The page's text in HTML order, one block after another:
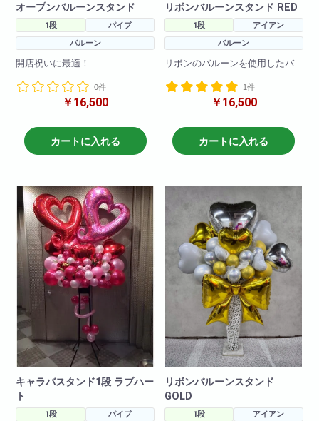
オープンバルーンスタンド
1段
パイプ
バルーン
開店祝いに最適！
ンスタンドです。
バルーンのお色の変更も可能で
H190
W80
0件
￥16,500
カートに入れる
リボンバルーンスタンド RED
1段
アイアン
バルーン
リボンのバルーンを使用したバ
バルーンのお色の変更も可能で
H190
W80
1件
￥16,500
カートに入れる
キャラバスタンド1段 ラブハー
ト
1段
パイプ
リボンバルーンスタンド
GOLD
1段
アイアン